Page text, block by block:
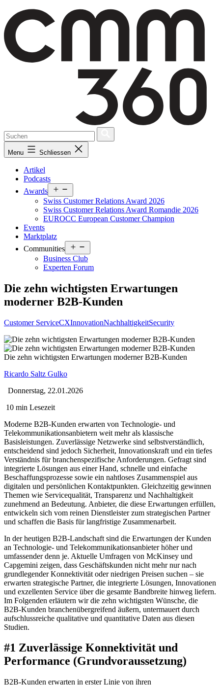
content
Menu Schliessen
Artikel
Podcasts
Awards
menu
Swiss Customer Relations Award 2026
Swiss Customer Relations Award Romandie 2026
EUROCC European Customer Champion
Events
Marktplatz
Communities
menu
Business Club
Experten Forum
Die zehn wichtigsten Erwartungen
moderner B2B-Kunden
Customer ServiceCXInnovationNachhaltigkeitSecurity
Die zehn wichtigsten Erwartungen moderner B2B-Kunden
Ricardo Saltz Gulko
Donnerstag, 22.01.2026
10 min Lesezeit
Moderne B2B-Kunden erwarten von Technologie- und
Telekommunikationsanbietern weit mehr als klassische
Basisleistungen. Zuverlässige Netzwerke sind selbstverständlich,
entscheidend sind jedoch Sicherheit, Innovationskraft und ein tiefes
Verständnis für branchenspezifische Anforderungen. Gefragt sind
integrierte Lösungen aus einer Hand, schnelle und einfache
Beschaffungsprozesse sowie ein nahtloses Zusammenspiel aus
digitalen und persönlichen Kontaktpunkten. Gleichzeitig gewinnen
Themen wie Servicequalität, Transparenz und Nachhaltigkeit
zunehmend an Bedeutung. Anbieter, die diese Erwartungen erfüllen,
entwickeln sich vom reinen Dienstleister zum strategischen Partner
und schaffen die Basis für langfristige Zusammenarbeit.
In der heutigen B2B-Landschaft sind die Erwartungen der Kunden
an Technologie- und Telekommunikationsanbieter höher und
umfassender denn je. Aktuelle Umfragen von McKinsey und
Capgemini zeigen, dass Geschäftskunden nicht mehr nur nach
grundlegender Konnektivität oder niedrigen Preisen suchen – sie
erwarten strategische Partner, die integrierte Lösungen, Innovationen
und exzellenten Service über die gesamte Bandbreite hinweg liefern.
Im Folgenden erläutern wir die zehn wichtigsten Wünsche, die
B2B-Kunden branchenübergreifend äußern, untermauert durch
aufschlussreiche qualitative und quantitative Daten aus diesen
Studien.
#1 Zuverlässige Konnektivität und
Performance (Grundvoraussetzung)
B2B-Kunden erwarten in erster Linie von ihren